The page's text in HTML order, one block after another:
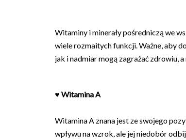
Witaminy i minerały pośredniczą we
wiele rozmaitych funkcji. Ważne, aby
jak i nadmiar mogą zagrażać zdrowiu,
♥ Witamina A
Witamina A znana jest ze swojego
wpływu na wzrok, ale jej niedobór